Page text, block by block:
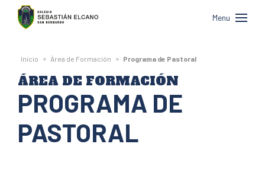
Colegio
Sebastián
Elcano
de
San
Bernardo
Menu
Inicio » Área de Formación » Programa de Pastoral
ÁREA DE FORMACIÓN
PROGRAMA DE
PASTORAL